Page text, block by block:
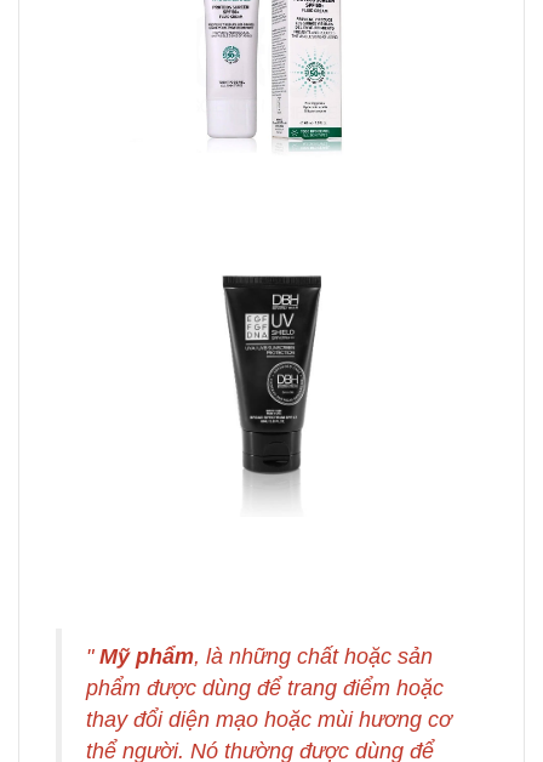
" Mỹ phẩm, là những chất hoặc sản
phẩm được dùng để trang điểm hoặc
thay đổi diện mạo hoặc mùi hương cơ
thể người. Nó thường được dùng để